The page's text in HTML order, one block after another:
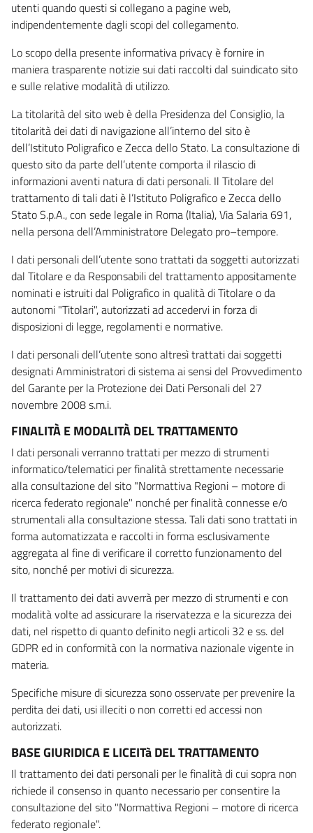
utenti quando questi si collegano a pagine web,
indipendentemente dagli scopi del collegamento.
Lo scopo della presente informativa privacy è fornire in
maniera trasparente notizie sui dati raccolti dal suindicato sito
e sulle relative modalità di utilizzo.
La titolarità del sito web è della Presidenza del Consiglio, la
titolarità dei dati di navigazione all’interno del sito è
dell’Istituto Poligrafico e Zecca dello Stato. La consultazione di
questo sito da parte dell’utente comporta il rilascio di
informazioni aventi natura di dati personali. Il Titolare del
trattamento di tali dati è l’Istituto Poligrafico e Zecca dello
Stato S.p.A., con sede legale in Roma (Italia), Via Salaria 691,
nella persona dell’Amministratore Delegato pro–tempore.
I dati personali dell’utente sono trattati da soggetti autorizzati
dal Titolare e da Responsabili del trattamento appositamente
nominati e istruiti dal Poligrafico in qualità di Titolare o da
autonomi "Titolari", autorizzati ad accedervi in forza di
disposizioni di legge, regolamenti e normative.
I dati personali dell’utente sono altresì trattati dai soggetti
designati Amministratori di sistema ai sensi del Provvedimento
del Garante per la Protezione dei Dati Personali del 27
novembre 2008 s.m.i.
FINALITÀ E MODALITÀ DEL TRATTAMENTO
I dati personali verranno trattati per mezzo di strumenti
informatico/telematici per finalità strettamente necessarie
alla consultazione del sito "Normattiva Regioni – motore di
ricerca federato regionale" nonché per finalità connesse e/o
strumentali alla consultazione stessa. Tali dati sono trattati in
forma automatizzata e raccolti in forma esclusivamente
aggregata al fine di verificare il corretto funzionamento del
sito, nonché per motivi di sicurezza.
Il trattamento dei dati avverrà per mezzo di strumenti e con
modalità volte ad assicurare la riservatezza e la sicurezza dei
dati, nel rispetto di quanto definito negli articoli 32 e ss. del
GDPR ed in conformità con la normativa nazionale vigente in
materia.
Specifiche misure di sicurezza sono osservate per prevenire la
perdita dei dati, usi illeciti o non corretti ed accessi non
autorizzati.
BASE GIURIDICA E LICEITà DEL TRATTAMENTO
Il trattamento dei dati personali per le finalità di cui sopra non
richiede il consenso in quanto necessario per consentire la
consultazione del sito "Normattiva Regioni – motore di ricerca
federato regionale".